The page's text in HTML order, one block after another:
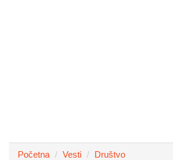
Početna Vesti
Društvo